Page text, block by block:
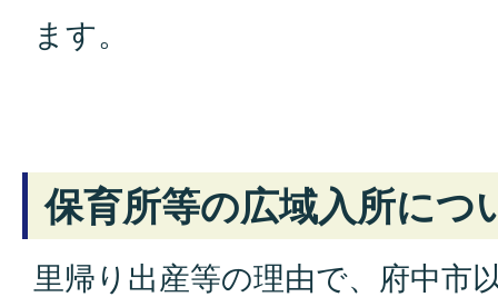
ます。
保育所等の広域入所につ
里帰り出産等の理由で、府中市